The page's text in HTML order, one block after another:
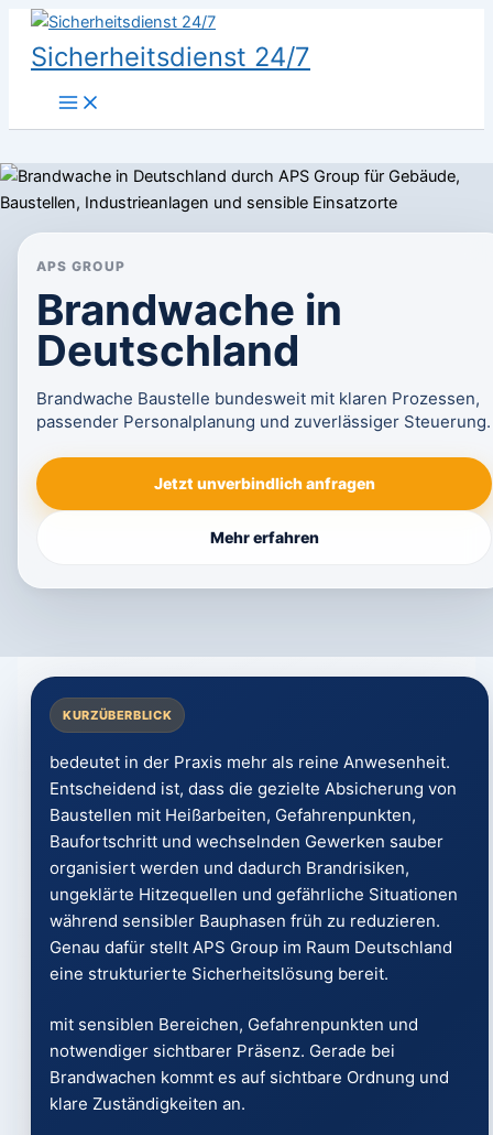
Zum
Inhalt
springen
Sicherheitsdienst 24/7
APS GROUP
Brandwache in
Deutschland
Brandwache Baustelle bundesweit mit klaren Prozessen,
passender Personalplanung und zuverlässiger Steuerung.
Jetzt unverbindlich anfragen
Mehr erfahren
KURZÜBERBLICK
bedeutet in der Praxis mehr als reine Anwesenheit.
Entscheidend ist, dass die gezielte Absicherung von
Baustellen mit Heißarbeiten, Gefahrenpunkten,
Baufortschritt und wechselnden Gewerken sauber
organisiert werden und dadurch Brandrisiken,
ungeklärte Hitzequellen und gefährliche Situationen
während sensibler Bauphasen früh zu reduzieren.
Genau dafür stellt APS Group im Raum Deutschland
eine strukturierte Sicherheitslösung bereit.
mit sensiblen Bereichen, Gefahrenpunkten und
notwendiger sichtbarer Präsenz. Gerade bei
Brandwachen kommt es auf sichtbare Ordnung und
klare Zuständigkeiten an.